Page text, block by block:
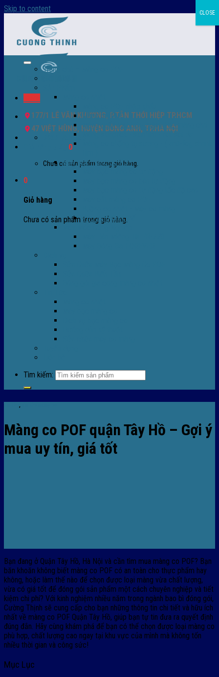
Skip to content
177/1 LÊ VĂN KHƯƠNG, P.TÂN THỚI HIỆP TP.HCM
47 VIỆT HÙNG, HUYỆN ĐÔNG ANH, TP.HÀ NỘI
0932 756 950
0
Chưa có sản phẩm trong giỏ hàng.
0
Giỏ hàng
Chưa có sản phẩm trong giỏ hàng.
Trang chủ – Màng co POF
Màng co PVC
Màng quấn PALLET- màng PE- màng chit
Màng skinpack - skinfilm - hút sát da
Máy bọc màng co POF
Phụ tùng thay thế
Tìm kiếm:
,
Màng co POF quận Tây Hồ – Gợi ý
mua uy tín, giá tốt
Bạn đang ở Quận Tây Hồ, Hà Nội và cần tìm mua màng co POF? Bạn
băn khoăn không biết màng co POF có an toàn cho thực phẩm hay
không, hoặc làm thế nào để chọn được loại màng vừa chất lượng,
vừa có giá tốt để đóng gói sản phẩm một cách chuyên nghiệp và tiết
kiệm chi phí? Với kinh nghiệm nhiều năm trong ngành bao bì đóng gói,
Cường Thịnh sẽ cung cấp cho bạn những thông tin chi tiết và hữu ích
nhất về màng co POF Quận Tây Hồ, giúp bạn tự tin đưa ra quyết định
đúng đắn. Hãy cùng khám phá để bạn có thể chọn được loại màng co
phù hợp, chất lượng cao ngay tại khu vực của mình mà không tốn
nhiều thời gian và công sức!
Mục Lục
CLOSE